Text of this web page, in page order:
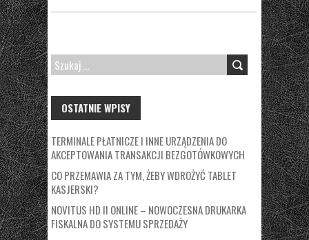
SZUKAJ:
OSTATNIE WPISY
TERMINALE PŁATNICZE I INNE URZĄDZENIA DO
AKCEPTOWANIA TRANSAKCJI BEZGOTÓWKOWYCH
CO PRZEMAWIA ZA TYM, ŻEBY WDROŻYĆ TABLET
KASJERSKI?
NOVITUS HD II ONLINE – NOWOCZESNA DRUKARKA
FISKALNA DO SYSTEMU SPRZEDAŻY